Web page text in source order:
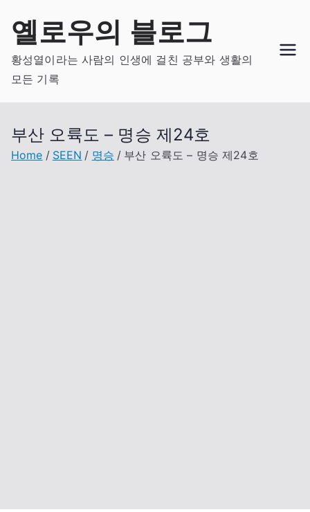
content
옐로우의 블로그
황성열이라는 사람의 인생에 걸친 공부와 생활의
모든 기록
부산 오륙도 – 명승 제24호
Home SEEN 명승 부산 오륙도 – 명승 제24호